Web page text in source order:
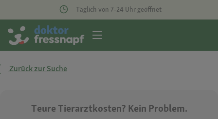
Täglich von 7-24 Uhr geöffnet
Zurück zur Suche
Teure Tierarztkosten? Kein Problem.